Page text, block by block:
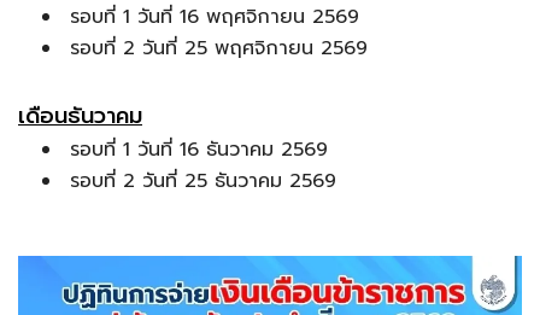
รอบที่ 1 วันที่ 16 พฤศจิกายน 2569
รอบที่ 2 วันที่ 25 พฤศจิกายน 2569
เดือนธันวาคม
รอบที่ 1 วันที่ 16 ธันวาคม 2569
รอบที่ 2 วันที่ 25 ธันวาคม 2569